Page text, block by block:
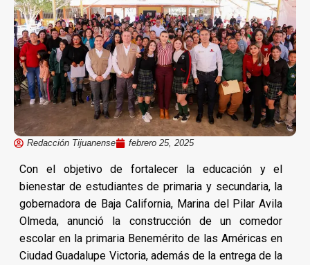
Redacción Tijuanense febrero 25, 2025
Con el objetivo de fortalecer la educación y el
bienestar de estudiantes de primaria y secundaria, la
gobernadora de Baja California, Marina del Pilar Avila
Olmeda, anunció la construcción de un comedor
escolar en la primaria Benemérito de las Américas en
Ciudad Guadalupe Victoria, además de la entrega de la